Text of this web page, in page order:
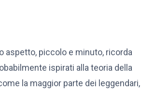
aspetto, piccolo e minuto, ricorda
ispirati alla teoria della
la maggior parte dei leggendari,